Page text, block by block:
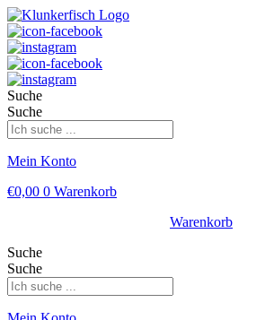
Suche
Suche
Mein Konto
€0,00 0 Warenkorb
Warenkorb
Suche
Suche